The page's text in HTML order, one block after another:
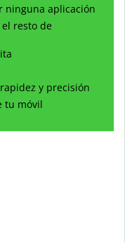
ninguna aplicación
resto de
y precisión
tu móvil